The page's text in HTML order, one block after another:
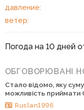
давление:
ветер:
Погода на 10 дней
ОБГОВОРЮВАНІ
Стало відомо, яку
можливість приймати
Ruslan1996